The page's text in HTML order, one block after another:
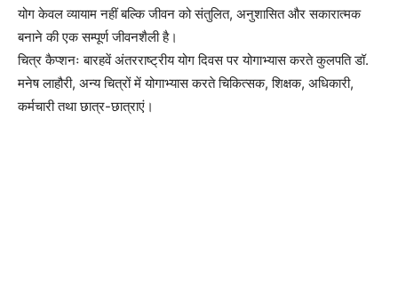
योग केवल व्यायाम नहीं बल्कि जीवन को संतुलित, अनुशासित और सकारात्मक
बनाने की एक सम्पूर्ण जीवनशैली है।
चित्र कैप्शनः बारहवें अंतरराष्ट्रीय योग दिवस पर योगाभ्यास करते कुलपति डॉ.
मनेष लाहौरी, अन्य चित्रों में योगाभ्यास करते चिकित्सक, शिक्षक, अधिकारी,
कर्मचारी तथा छात्र-छात्राएं।